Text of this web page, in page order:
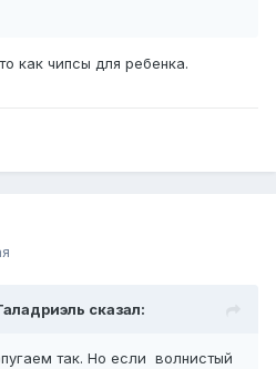
как чипсы для ребенка.
сказал:
так. Но если волнистый